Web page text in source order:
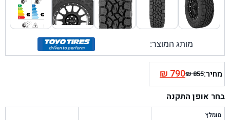
מותג המוצר:
מחיר: ₪855
המחיר
המקורי
היה:
₪790המחיר
הנוכחי
הוא:
בחר אופן התקנה
מומלץ